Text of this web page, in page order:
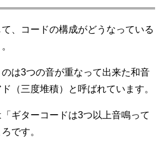
、コードの構成がどうなっている
は3つの音が重なって出来た和音
（三度堆積）と呼ばれています。
ギターコードは3つ以上音鳴って
です。